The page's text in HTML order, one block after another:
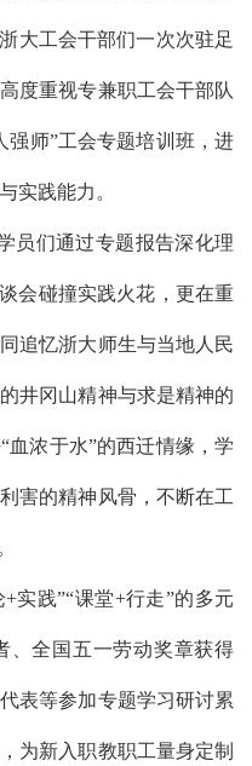
浙大工会干部们一次次驻足
高度重视专兼职工会干部队
强师”工会专题培训班，进
实践能力。
员们通过专题报告深化理
会碰撞实践火花，更在重
追忆浙大师生与当地 人民
井冈山精神与求是精神的
“血浓于水”的西迁情缘，学
害的精神 风骨， 不断在工
+实践”“课堂+行走”的多元
、全国五一劳动奖章获得
表等参加专题学习研讨累
为新入职教职工量身定制